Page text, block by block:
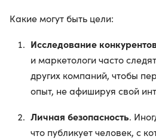
Какие могут быть цели:
Исследование
и маркетологи часто
других компаний, чтобы
опыт, не афишируя свой
Личная безопасность.
что публикует человек, с